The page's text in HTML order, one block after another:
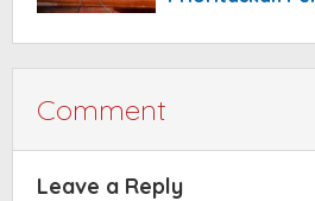
Comment
Leave a Reply